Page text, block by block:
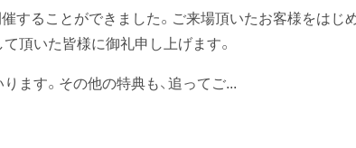
することができました。ご来場頂いたお客様をはじ
頂いた皆様に御礼申し上げます。
ます。その他の特典も、追ってご...